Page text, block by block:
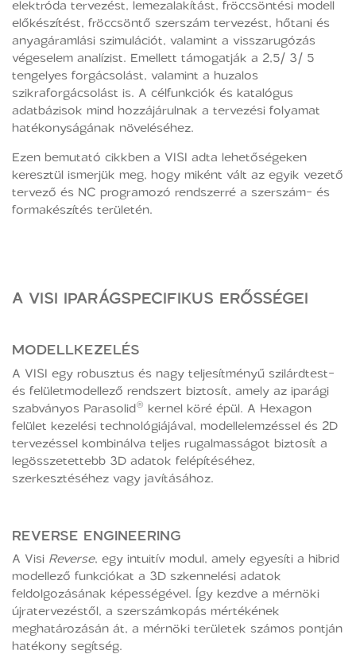
elektróda tervezést, lemezalakítást, fröccsöntési modell
előkészítést, fröccsöntő szerszám tervezést, hőtani és
anyagáramlási szimulációt, valamint a visszarugózás
végeselem analízist. Emellett támogatják a 2,5/ 3/ 5
tengelyes forgácsolást, valamint a huzalos
szikraforgácsolást is. A célfunkciók és katalógus
adatbázisok mind hozzájárulnak a tervezési folyamat
hatékonyságának növeléséhez.
Ezen bemutató cikkben a VISI adta lehetőségeken
keresztül ismerjük meg, hogy miként vált az egyik vezető
tervező és NC programozó rendszerré a szerszám- és
formakészítés területén.
A VISI IPARÁGSPECIFIKUS ERŐSSÉGEI
MODELLKEZELÉS
A VISI egy robusztus és nagy teljesítményű szilárdtest-
és felületmodellező rendszert biztosít, amely az iparági
szabványos Parasolid® kernel köré épül. A Hexagon
felület kezelési technológiájával, modellelemzéssel és 2D
tervezéssel kombinálva teljes rugalmasságot biztosít a
legösszetettebb 3D adatok felépítéséhez,
szerkesztéséhez vagy javításához.
REVERSE ENGINEERING
A Visi Reverse, egy intuitív modul, amely egyesíti a hibrid
modellező funkciókat a 3D szkennelési adatok
feldolgozásának képességével. Így kezdve a mérnöki
újratervezéstől, a szerszámkopás mértékének
meghatározásán át, a mérnöki területek számos pontján
hatékony segítség.